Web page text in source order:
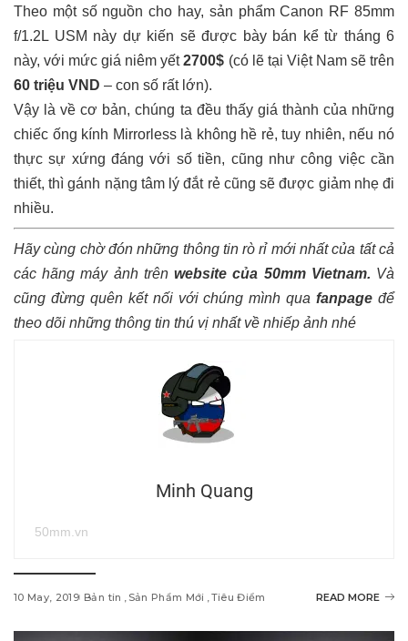
Theo một số nguồn cho hay, sản phẩm Canon RF 85mm
f/1.2L USM này dự kiến sẽ được bày bán kể từ tháng 6
này, với mức giá niêm yết2700$ (có lẽ tại Việt Nam sẽ trên
60 triệu VND – con số rất lớn).
Vậy là về cơ bản, chúng ta đều thấy giá thành của những
chiếc ống kính Mirrorless là không hề rẻ, tuy nhiên, nếu nó
thực sự xứng đáng với số tiền, cũng như công việc cần
thiết, thì gánh nặng tâm lý đắt rẻ cũng sẽ được giảm nhẹ đi
nhiều.
Hãy cùng chờ đón những thông tin rò rỉ mới nhất của tất cả
các hãng máy ảnh trênwebsite của 50mm Vietnam. Và
cũng đừng quên kết nối với chúng mình quafanpage để
theo dõi những thông tin thú vị nhất về nhiếp ảnh nhé
Minh Quang
50mm.vn
10 May, 2019 Bản tin Sản Phẩm Mới Tiêu Điểm READ MORE